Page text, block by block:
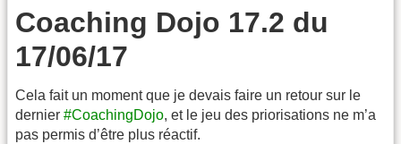
Coaching Dojo 17.2 du
17/06/17
Cela fait un moment que je devais faire un retour sur le
dernier #CoachingDojo, et le jeu des priorisations ne m’a
pas permis d’être plus réactif.